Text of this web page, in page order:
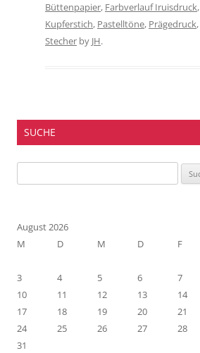
Büttenpapier, Farbverlauf Iruisdruck,
Kupferstich, Pastelltöne, Prägedruck,
Stecher by JH.
SUCHE
nach:
August 2026
M
D M D F
3
4 5 6 7
10
11 12 13 14
17
18 19 20 21
24
25 26 27 28
31